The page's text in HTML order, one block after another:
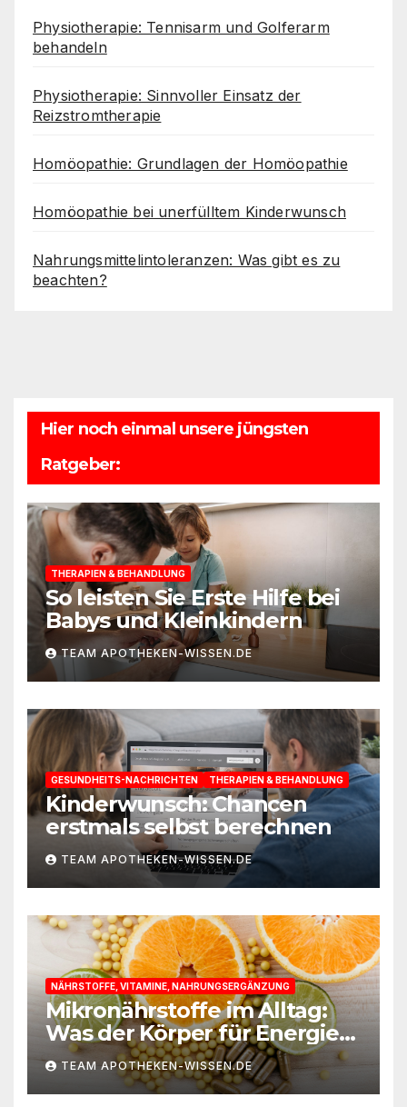
Physiotherapie: Tennisarm und Golferarm
behandeln
Physiotherapie: Sinnvoller Einsatz der
Reizstromtherapie
Homöopathie: Grundlagen der Homöopathie
Homöopathie bei unerfülltem Kinderwunsch
Nahrungsmittelintoleranzen: Was gibt es zu
beachten?
Hier noch einmal unsere jüngsten
Ratgeber:
THERAPIEN & BEHANDLUNG
So leisten Sie Erste Hilfe bei
Babys und Kleinkindern
TEAM APOTHEKEN-WISSEN.DE
GESUNDHEITS-NACHRICHTEN THERAPIEN & BEHANDLUNG
Kinderwunsch: Chancen
erstmals selbst berechnen
TEAM APOTHEKEN-WISSEN.DE
NÄHRSTOFFE, VITAMINE, NAHRUNGSERGÄNZUNG
Mikronährstoffe im Alltag:
Was der Körper für Energie
und Leistungsfähigkeit
braucht
TEAM APOTHEKEN-WISSEN.DE